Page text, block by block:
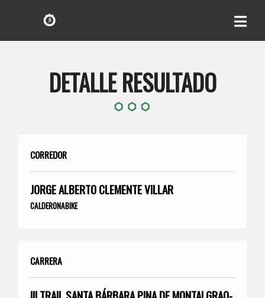
DETALLE RESULTADO
CORREDOR
JORGE ALBERTO CLEMENTE VILLAR
CALDERONABIKE
CARRERA